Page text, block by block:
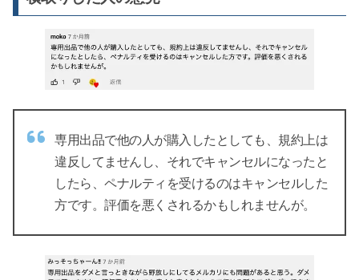
専用出品で他の人が購入したとしても、規約上は
違反してませんし、それでキャンセルになったと
したら、ペナルティを受けるのはキャンセルした
方です。評価を悪くされるかもしれませんが。